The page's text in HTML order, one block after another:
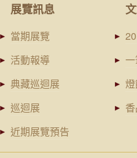
展覽訊息
當期展覽
活動報導
典藏巡迴展
巡迴展
近期展覽預告